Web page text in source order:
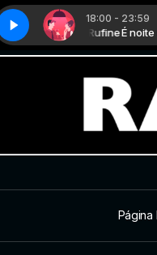
18:00 - 23:59
Serraria com RufineÉ noite
- Parte 03 Love
Página